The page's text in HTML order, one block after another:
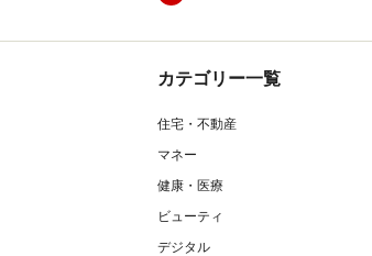
カテゴリー一覧
住宅・不動産
マネー
健康・医療
ビューティ
デジタル